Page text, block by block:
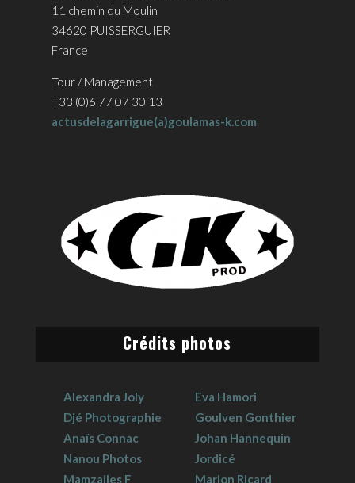
11 chemin du Moulin
34620 PUISSERGUIER
France
Tour / Management
+33 (0)6 77 07 30 13
actusdelagarrigue(a)goulamas-k.com
Crédits photos
Alexandra Joly
Djé Photographie
Anaïs Connac
Nanou Photos
Mamzailes F
Eva Hamori
Goulven Gonthier
Johan Hannequin
Jordicé
Marion Ricard